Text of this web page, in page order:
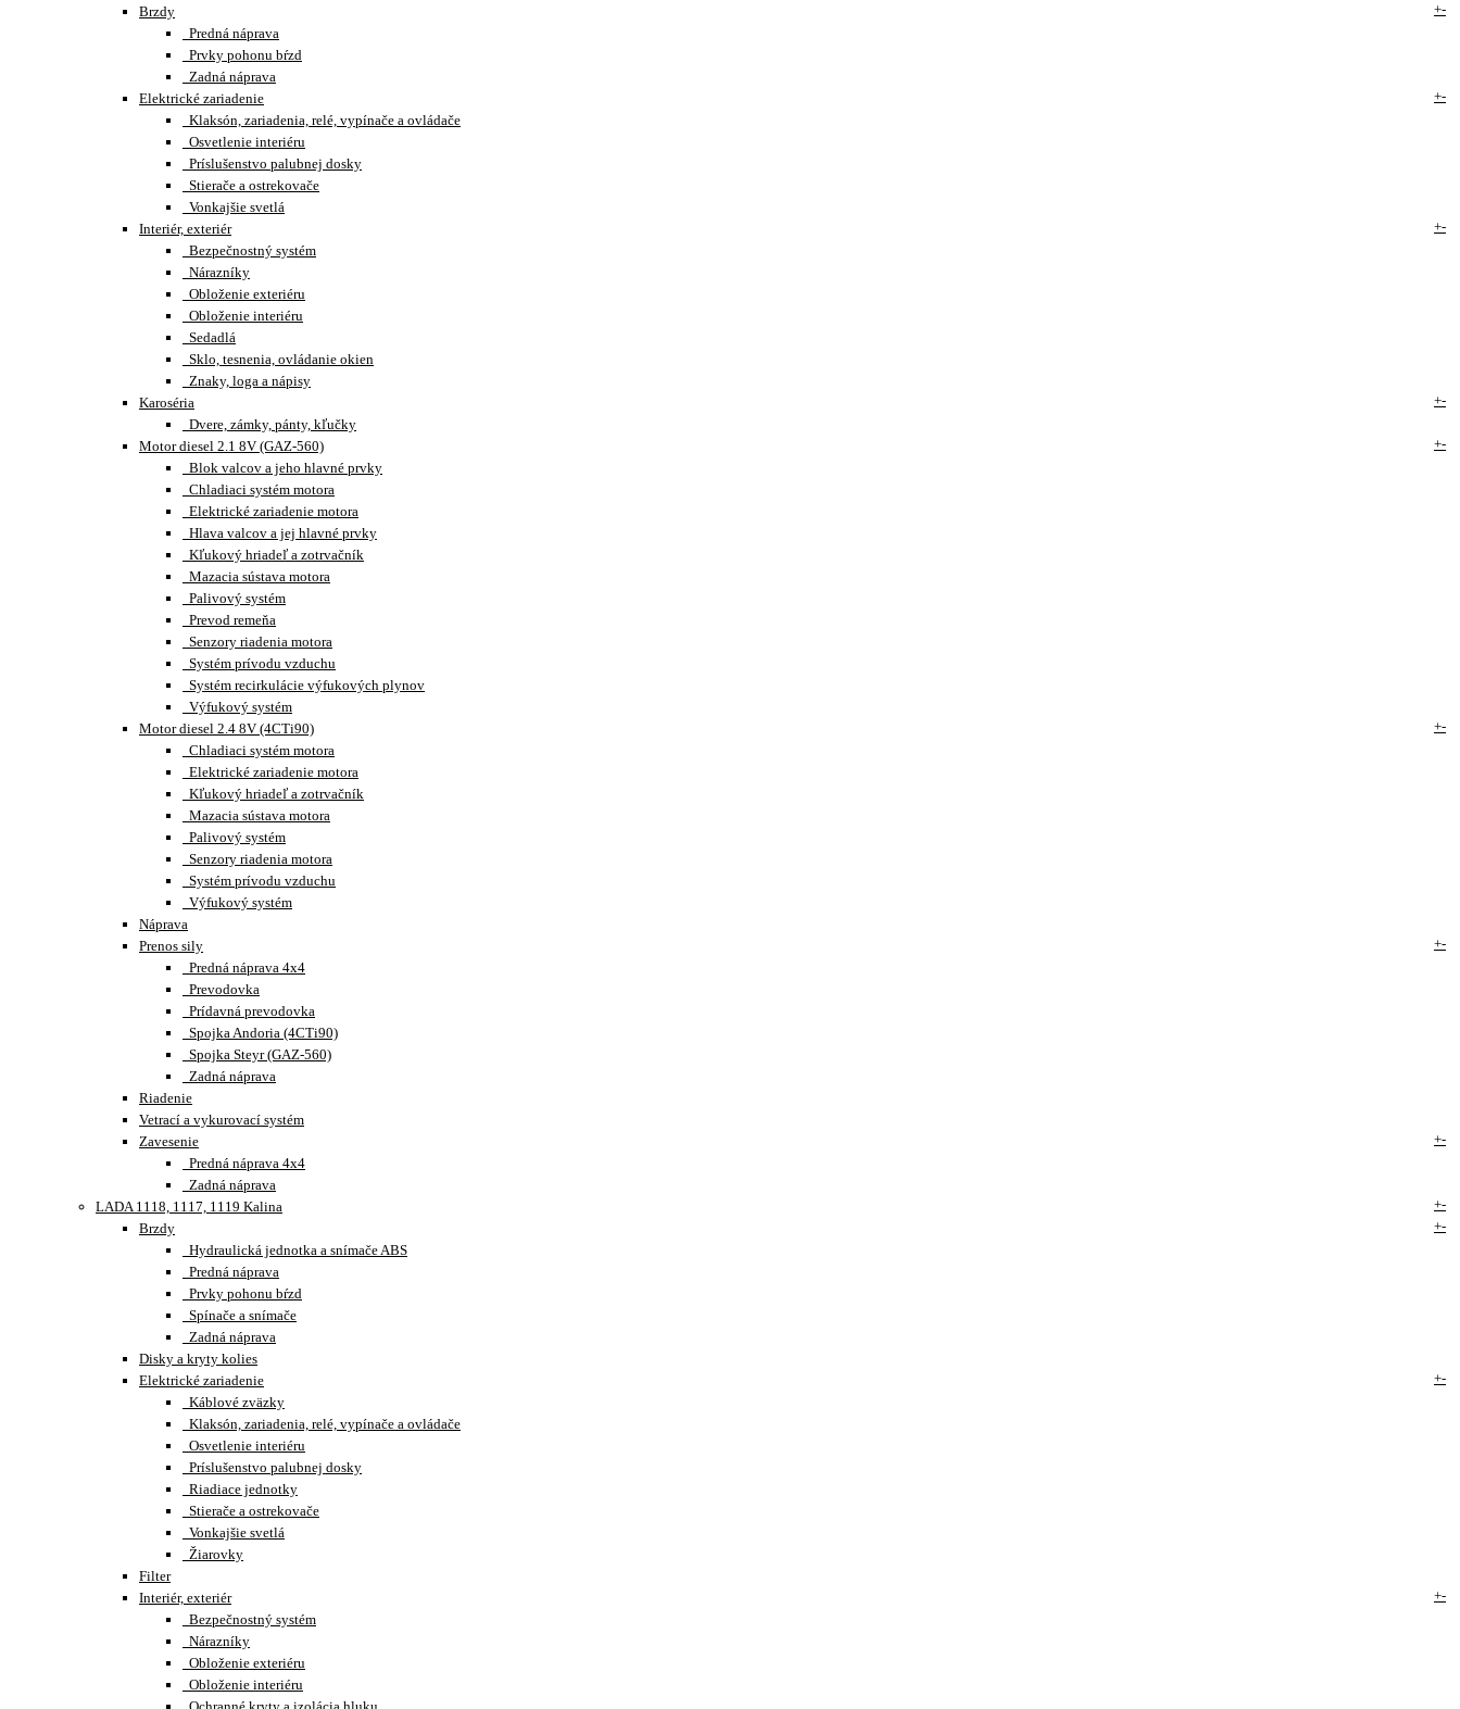
Brzdy
+-
Predná náprava
Prvky pohonu bŕzd
Zadná náprava
Elektrické zariadenie
+-
Klaksón, zariadenia, relé, vypínače a ovládače
Osvetlenie interiéru
Príslušenstvo palubnej dosky
Stierače a ostrekovače
Vonkajšie svetlá
Interiér, exteriér
+-
Bezpečnostný systém
Nárazníky
Obloženie exteriéru
Obloženie interiéru
Sedadlá
Sklo, tesnenia, ovládanie okien
Znaky, loga a nápisy
Karoséria
+-
Dvere, zámky, pánty, kľučky
Motor diesel 2.1 8V (GAZ-560)
+-
Blok valcov a jeho hlavné prvky
Chladiaci systém motora
Elektrické zariadenie motora
Hlava valcov a jej hlavné prvky
Kľukový hriadeľ a zotrvačník
Mazacia sústava motora
Palivový systém
Prevod remeňa
Senzory riadenia motora
Systém prívodu vzduchu
Systém recirkulácie výfukových plynov
Výfukový systém
Motor diesel 2.4 8V (4CTi90)
+-
Chladiaci systém motora
Elektrické zariadenie motora
Kľukový hriadeľ a zotrvačník
Mazacia sústava motora
Palivový systém
Senzory riadenia motora
Systém prívodu vzduchu
Výfukový systém
Náprava
Prenos sily
+-
Predná náprava 4x4
Prevodovka
Prídavná prevodovka
Spojka Andoria (4CTi90)
Spojka Steyr (GAZ-560)
Zadná náprava
Riadenie
Vetrací a vykurovací systém
Zavesenie
+-
Predná náprava 4x4
Zadná náprava
LADA 1118, 1117, 1119 Kalina
+-
Brzdy
+-
Hydraulická jednotka a snímače ABS
Predná náprava
Prvky pohonu bŕzd
Spínače a snímače
Zadná náprava
Disky a kryty kolies
Elektrické zariadenie
+-
Káblové zväzky
Klaksón, zariadenia, relé, vypínače a ovládače
Osvetlenie interiéru
Príslušenstvo palubnej dosky
Riadiace jednotky
Stierače a ostrekovače
Vonkajšie svetlá
Žiarovky
Filter
Interiér, exteriér
+-
Bezpečnostný systém
Nárazníky
Obloženie exteriéru
Obloženie interiéru